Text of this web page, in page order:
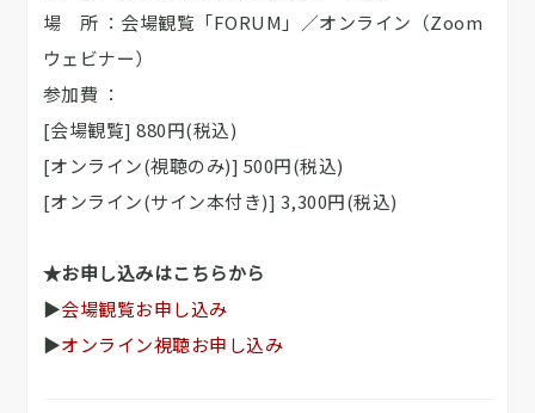
場 所 ：会場観覧「FORUM」／オンライン（Zoom
ウェビナー）
参加費 ：
[会場観覧] 880円(税込)
[オンライン(視聴のみ)] 500円(税込)
[オンライン(サイン本付き)] 3,300円(税込)
★お申し込みはこちらから
▶会場観覧お申し込み
▶オンライン視聴お申し込み